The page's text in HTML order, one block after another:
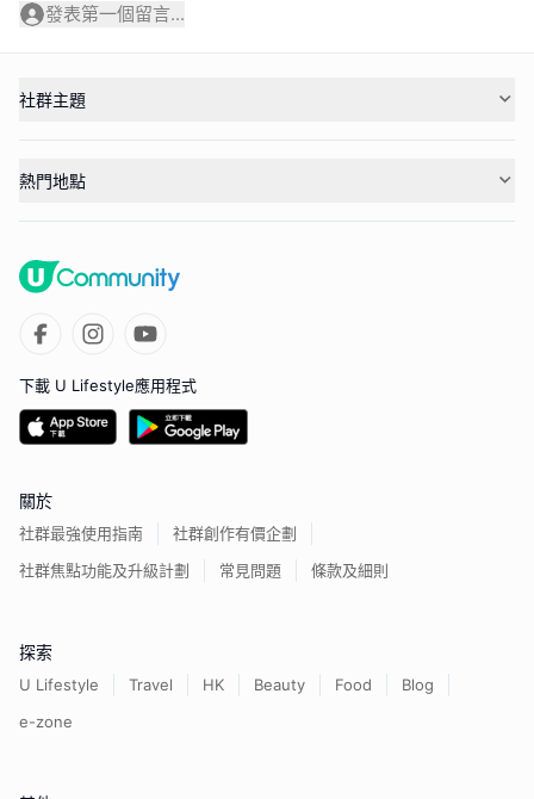
發表第一個留言...
社群主題
熱門地點
下載 U Lifestyle應用程式
關於
社群最強使用指南
社群創作有價企劃
社群焦點功能及升級計劃
常見問題 條款及細則
探索
U Lifestyle Travel HK Beauty Food
Blog
e-zone